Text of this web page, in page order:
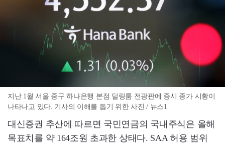
지난 1월 서울 중구 하나은행 본점 딜링룸 전광판에 증시 종가 시황이
나타나고 있다. 기사의 이해를 돕기 위한 사진 / 뉴스1
대신증권 추산에 따르면 국민연금의 국내주식은 올해
목표치를 약 164조원 초과한 상태다. SAA 허용 범위